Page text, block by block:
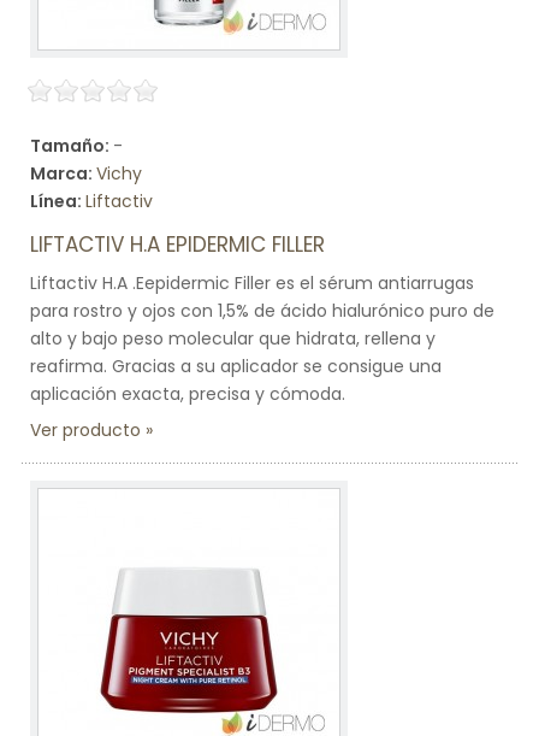
Tamaño: -
Marca: Vichy
Línea: Liftactiv
LIFTACTIV H.A EPIDERMIC FILLER
Liftactiv H.A .Eepidermic Filler es el sérum antiarrugas
para rostro y ojos con 1,5% de ácido hialurónico puro de
alto y bajo peso molecular que hidrata, rellena y
reafirma. Gracias a su aplicador se consigue una
aplicación exacta, precisa y cómoda.
Ver producto